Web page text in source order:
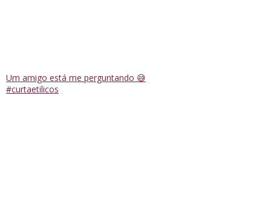
Um amigo está me perguntando 😅
#curtaetilicos